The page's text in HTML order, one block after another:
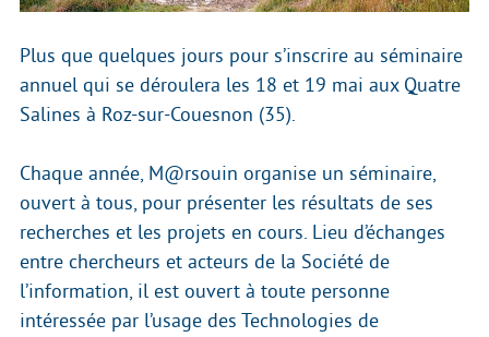
Plus que quelques jours pour s’inscrire au séminaire
annuel qui se déroulera les 18 et 19 mai aux Quatre
Salines à Roz-sur-Couesnon (35).
Chaque année, M@rsouin organise un séminaire,
ouvert à tous, pour présenter les résultats de ses
recherches et les projets en cours. Lieu d’échanges
entre chercheurs et acteurs de la Société de
l’information, il est ouvert à toute personne
intéressée par l’usage des Technologies de